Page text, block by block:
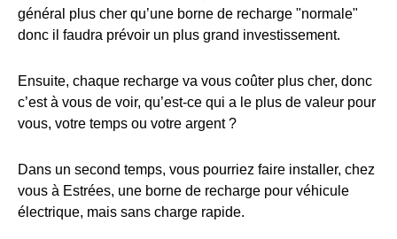
général plus cher qu’une borne de recharge "normale"
donc il faudra prévoir un plus grand investissement.
Ensuite, chaque recharge va vous coûter plus cher, donc
c’est à vous de voir, qu’est-ce qui a le plus de valeur pour
vous, votre temps ou votre argent ?
Dans un second temps, vous pourriez faire installer, chez
vous à Estrées, une borne de recharge pour véhicule
électrique, mais sans charge rapide.